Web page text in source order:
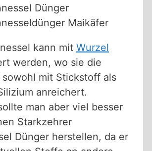
Dünger
Maikäfer
kann mit Wurzel
werden, wo sie die
mit Stickstoff als
anreichert.
man aber viel besser
Starkzehrer
Dünger herstellen, da er